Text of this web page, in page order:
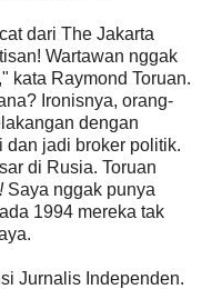
dari The Jakarta
Wartawan nggak
kata Raymond Toruan.
Ironisnya, orang-
dengan
dan jadi broker politik.
di Rusia. Toruan
Saya nggak punya
1994 mereka tak
Jurnalis Independen.